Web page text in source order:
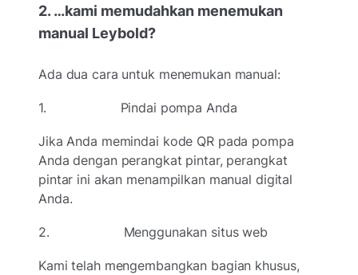
2. …kami memudahkan menemukan
manual Leybold?
Ada dua cara untuk menemukan manual:
1. Pindai pompa Anda
Jika Anda memindai kode QR pada pompa
Anda dengan perangkat pintar, perangkat
pintar ini akan menampilkan manual digital
Anda.
2. Menggunakan situs web
Kami telah mengembangkan bagian khusus,